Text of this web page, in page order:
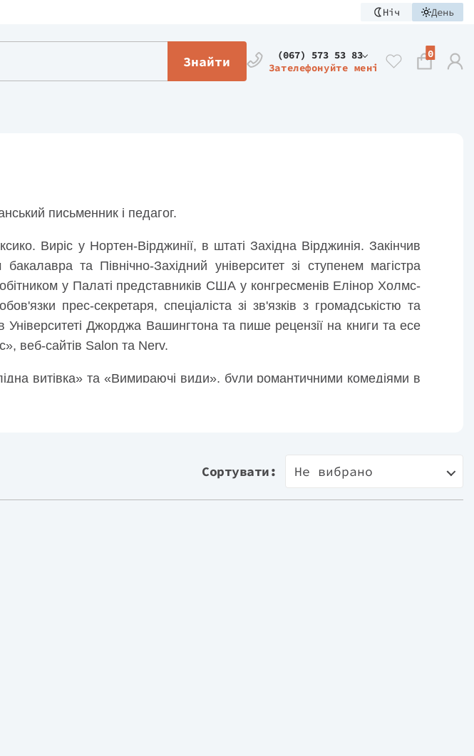
Ніч День
Знайти
(067) 573 53 83
Зателефонуйте мені
0
письменник і педагог.
Виріс у Нортен-Вірджинії, в штаті Західна Вірджинія. Закінчив
бакалавра та Північно-Західний університет зі ступенем магістра
у Палаті представників США у конгресменів Елінор Холмс-
прес-секретаря, спеціаліста зі зв'язків з громадськістю та
Університеті Джорджа Вашингтона та пише рецензії на книги та есе
веб-сайтів Salon та Nerv.
витівка» та «Вимираючі види», були романтичними комедіями в
«Містер Тімоті», був вікторіанським трилером. Роман «Блідно-
Сортувати: Не вибрано